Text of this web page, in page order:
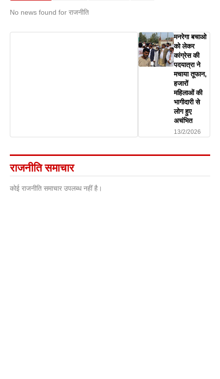
No news found for राजनीति
मनरेगा बचाओ
को लेकर
कांग्रेस की
पदयात्रा ने
मचाया तूफान,
हजारों
महिलाओं की
भागीदारी से
लोग हुए
अचंभित
13/2/2026
राजनीति समाचार
कोई राजनीति समाचार उपलब्ध नहीं है।